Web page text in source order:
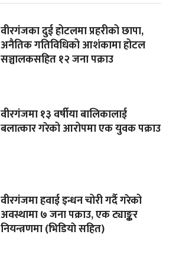
वीरगंजका दुई होटलमा प्रहरीको छापा,
अनैतिक गतिविधिको आशंकामा होटल
सञ्चालकसहित १२ जना पक्राउ
वीरगंजमा १३ वर्षीया बालिकालाई
बलात्कार गरेको आरोपमा एक युवक पक्राउ
वीरगंजमा हवाई इन्धन चोरी गर्दै गरेको
अवस्थामा ७ जना पक्राउ, एक ट्याङ्कर
नियन्त्रणमा (भिडियाे सहित)